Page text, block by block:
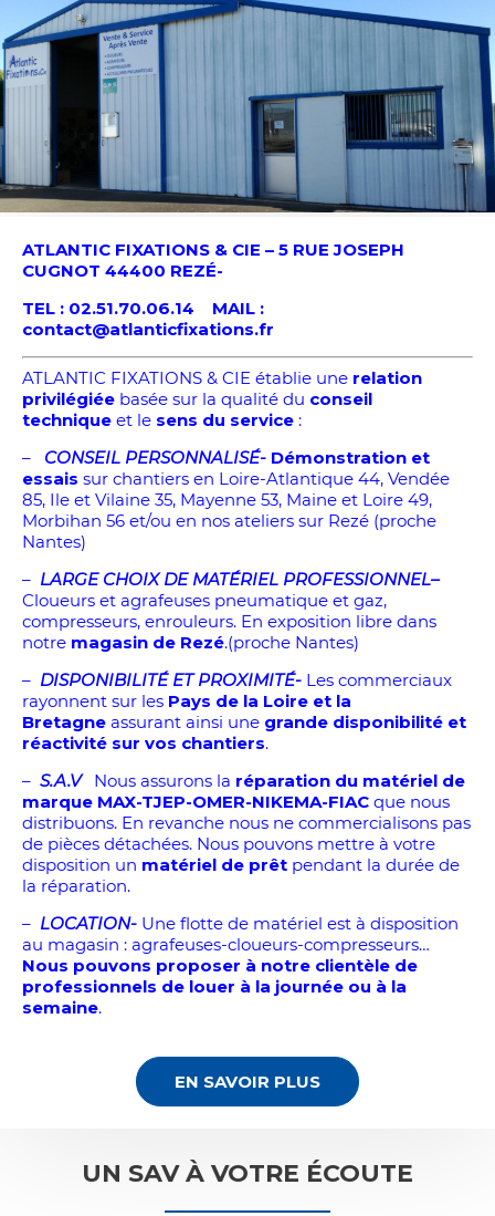
ATLANTIC FIXATIONS & CIE – 5 RUE JOSEPH
CUGNOT 44400 REZÉ-
TEL : 02.51.70.06.14 MAIL :
contact@atlanticfixations.fr
ATLANTIC FIXATIONS & CIE établie une relation
privilégiée basée sur la qualité du conseil
technique et le sens du service :
– CONSEIL PERSONNALISÉ- Démonstration et
essais sur chantiers en Loire-Atlantique 44, Vendée
85, Ile et Vilaine 35, Mayenne 53, Maine et Loire 49,
Morbihan 56 et/ou en nos ateliers sur Rezé (proche
Nantes)
– LARGE CHOIX DE MATÉRIEL PROFESSIONNEL–
Cloueurs et agrafeuses pneumatique et gaz,
compresseurs, enrouleurs. En exposition libre dans
notre magasin de Rezé.(proche Nantes)
– DISPONIBILITÉ ET PROXIMITÉ- Les commerciaux
rayonnent sur les Pays de la Loire et la
Bretagne assurant ainsi une grande disponibilité et
réactivité sur vos chantiers.
– S.A.V Nous assurons la réparation du matériel de
marque MAX-TJEP-OMER-NIKEMA-FIAC que nous
distribuons. En revanche nous ne commercialisons pas
de pièces détachées. Nous pouvons mettre à votre
disposition un matériel de prêt pendant la durée de
la réparation.
– LOCATION- Une flotte de matériel est à disposition
au magasin : agrafeuses-cloueurs-compresseurs…
Nous pouvons proposer à notre clientèle de
professionnels de louer à la journée ou à la
semaine.
EN SAVOIR PLUS
UN SAV À VOTRE ÉCOUTE